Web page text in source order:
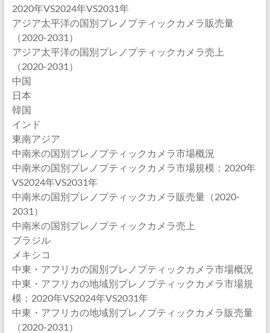
2020年VS2024年VS2031年
アジア太平洋の国別プレノプティックカメラ販売量
（2020-2031）
アジア太平洋の国別プレノプティックカメラ売上
（2020-2031）
中国
日本
韓国
インド
東南アジア
中南米の国別プレノプティックカメラ市場概況
中南米の国別プレノプティックカメラ市場規模：2020年
VS2024年VS2031年
中南米の国別プレノプティックカメラ販売量（2020-
2031）
中南米の国別プレノプティックカメラ売上
ブラジル
メキシコ
中東・アフリカの国別プレノプティックカメラ市場概況
中東・アフリカの地域別プレノプティックカメラ市場規
模：2020年VS2024年VS2031年
中東・アフリカの地域別プレノプティックカメラ販売量
（2020-2031）